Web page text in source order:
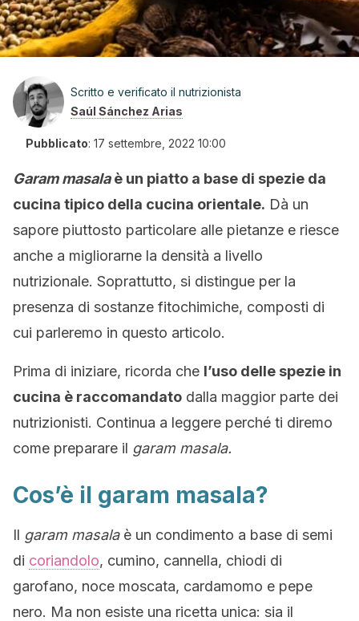
Scritto e verificato il nutrizionista
Saúl Sánchez Arias
Pubblicato: 17 settembre, 2022 10:00
Garam masalaè un piatto a base di spezie da
cucina tipico della cucina orientale. Dà un
sapore piuttosto particolare alle pietanze e riesce
anche a migliorarne la densità a livello
nutrizionale. Soprattutto, si distingue per la
presenza di sostanze fitochimiche, composti di
cui parleremo in questo articolo.
Prima di iniziare, ricorda che l’uso delle spezie in
cucina è raccomandato dalla maggior parte dei
nutrizionisti. Continua a leggere perché ti diremo
come preparare il garam masala.
Cos’è il garam masala?
Il garam masalaè un condimento a base di semi
di coriandolo, cumino, cannella, chiodi di
garofano, noce moscata, cardamomo e pepe
nero. Ma non esiste una ricetta unica: sia il